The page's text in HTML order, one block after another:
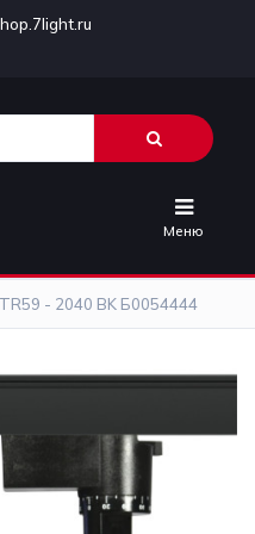
Меню
- 2040 BK Б0054444